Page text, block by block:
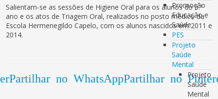
Promoção
Educação e
Saúde
PES
Projeto
Saúde
Mental
Projeto
Saúde
Mental
Salientam-se as sessões de Higiene Oral para os alunos do 5.º
ano e os atos de Triagem Oral, realizados no posto médico da
Escola Hermenegildo Capelo, com os alunos nascidos em 2011 e
2014.
Partilhar no WhatsAppPartilhar no